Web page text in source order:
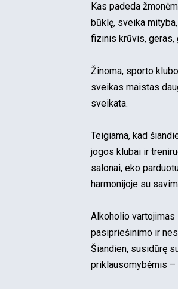
Kas padeda
būklę, sveika
fizinis krūvis, geras,
Žinoma, sporto
sveikas maistas
sveikata.
Teigiama, kad
jogos klubai ir
salonai, eko
harmonijoje su
Alkoholio vartojimas
pasipriešinimo ir
Šiandien, susidūrę
priklausomybėmis –